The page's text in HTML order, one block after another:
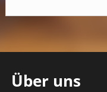
Über uns